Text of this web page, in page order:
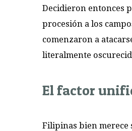
Decidieron entonces
procesión a los
comenzaron a
literalmente
El factor
Filipinas bien merece